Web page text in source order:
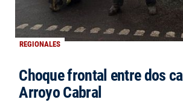
REGIONALES
Choque frontal entre dos
Arroyo Cabral